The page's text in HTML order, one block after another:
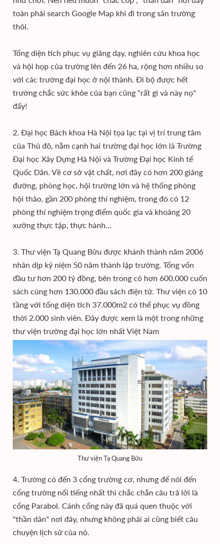
toàn phải search Google Map khi đi trong sân trường
thôi.
Tổng diện tích phục vụ giảng dạy, nghiên cứu khoa học
và hội họp của trường lên đến 26 ha, rộng hơn nhiều so
với các trường đại học ở nội thành. Đi bộ được hết
trường chắc sức khỏe của bạn cũng "rất gì và này nọ"
đấy!
2. Đại học Bách khoa Hà Nội tọa lạc tại vị trí trung tâm
của Thủ đô, nằm cạnh hai trường đại học lớn là Trường
Đại học Xây Dựng Hà Nội và Trường Đại học Kinh tế
Quốc Dân. Về cơ sở vật chất, nơi đây có hơn 200 giảng
đường, phòng học, hội trường lớn và hệ thống phòng
hội thảo, gần 200 phòng thí nghiệm, trong đó có 12
phòng thí nghiệm trọng điểm quốc gia và khoảng 20
xưởng thực tập, thực hành...
3. Thư viện Tạ Quang Bửu được khánh thành năm 2006
nhân dịp kỷ niệm 50 năm thành lập trường. Tổng vốn
đầu tư hơn 200 tỷ đồng, bên trong có hơn 600.000 cuốn
sách cùng hơn 130.000 đầu sách điện tử. Thư viện có 10
tầng với tổng diện tích 37.000m2 có thể phục vụ đồng
thời 2.000 sinh viên. Đây được xem là một trong những
thư viện trường đại học lớn nhất Việt Nam
Thư viện Tạ Quang Bửu
4. Trường có đến 3 cổng trường cơ, nhưng để nói đến
cổng trường nổi tiếng nhất thì chắc chắn câu trả lời là
cổng Parabol. Cánh cổng này đã quá quen thuộc với
"thần dân" nơi đây, nhưng không phải ai cũng biết câu
chuyện lịch sử của nó.